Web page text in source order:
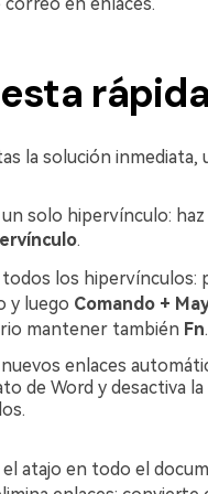
rápida
la solución
solo hipervínculo:
.
todos los hipervínculos:
y luego Comando +
mantener también Fn.
enlaces
de Word y desactiva
atajo en todo el